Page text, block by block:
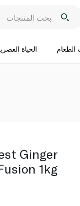
الحياة
Ginger
1kg